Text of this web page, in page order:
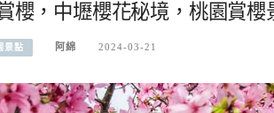
櫻，中壢櫻花秘境，桃園賞櫻
景點 阿綿 2024-03-21